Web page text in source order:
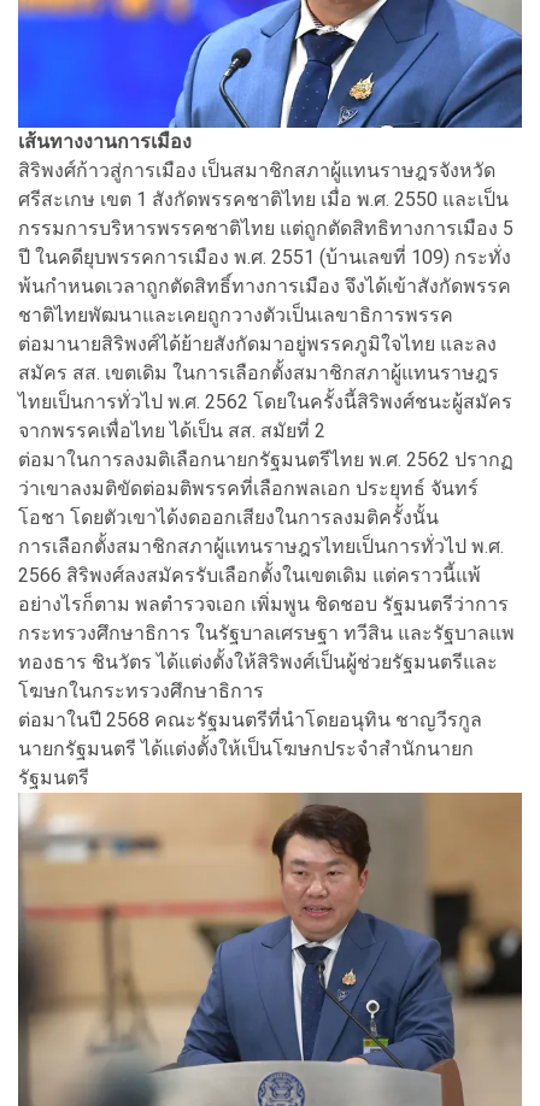
เส้นทางงานการเมือง
สิริพงศ์ก้าวสู่การเมือง เป็นสมาชิกสภาผู้แทนราษฎรจังหวัด
ศรีสะเกษ เขต 1 สังกัดพรรคชาติไทย เมื่อ พ.ศ. 2550 และเป็น
กรรมการบริหารพรรคชาติไทย แต่ถูกตัดสิทธิทางการเมือง 5
ปี ในคดียุบพรรคการเมือง พ.ศ. 2551 (บ้านเลขที่ 109) กระทั่ง
พ้นกำหนดเวลาถูกตัดสิทธิ์ทางการเมือง จึงได้เข้าสังกัดพรรค
ชาติไทยพัฒนาและเคยถูกวางตัวเป็นเลขาธิการพรรค
ต่อมานายสิริพงศ์ได้ย้ายสังกัดมาอยู่พรรคภูมิใจไทย และลง
สมัคร สส. เขตเดิม ในการเลือกตั้งสมาชิกสภาผู้แทนราษฎร
ไทยเป็นการทั่วไป พ.ศ. 2562 โดยในครั้งนี้สิริพงศ์ชนะผู้สมัคร
จากพรรคเพื่อไทย ได้เป็น สส. สมัยที่ 2
ต่อมาในการลงมติเลือกนายกรัฐมนตรีไทย พ.ศ. 2562 ปรากฏ
ว่าเขาลงมติขัดต่อมติพรรคที่เลือกพลเอก ประยุทธ์ จันทร์
โอชา โดยตัวเขาได้งดออกเสียงในการลงมติครั้งนั้น
การเลือกตั้งสมาชิกสภาผู้แทนราษฎรไทยเป็นการทั่วไป พ.ศ.
2566 สิริพงศ์ลงสมัครรับเลือกตั้งในเขตเดิม แต่คราวนี้แพ้
อย่างไรก็ตาม พลตำรวจเอก เพิ่มพูน ชิดชอบ รัฐมนตรีว่าการ
กระทรวงศึกษาธิการ ในรัฐบาลเศรษฐา ทวีสิน และรัฐบาลแพ
ทองธาร ชินวัตร ได้แต่งตั้งให้สิริพงศ์เป็นผู้ช่วยรัฐมนตรีและ
โฆษกในกระทรวงศึกษาธิการ
ต่อมาในปี 2568 คณะรัฐมนตรีที่นำโดยอนุทิน ชาญวีรกูล
นายกรัฐมนตรี ได้แต่งตั้งให้เป็นโฆษกประจำสำนักนายก
รัฐมนตรี